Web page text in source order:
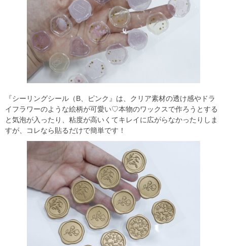
『シーリングシール（B、ピンク』は、クリア素材の透け感やドラ
イフラワーのような絵柄が可愛い♡本物のワックスで作ろうとする
と気泡が入ったり、粘度が高いくてキレイに広がらなかったりしま
すが、コレなら貼るだけで簡単です！